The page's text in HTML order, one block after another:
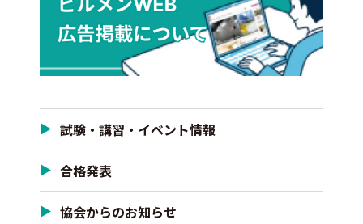
試験・講習・イベント情報
合格発表
協会からのお知らせ